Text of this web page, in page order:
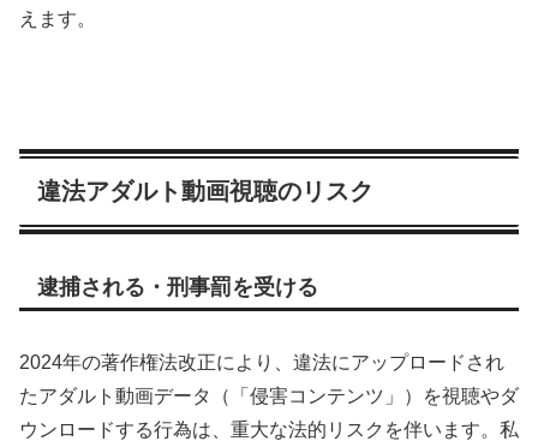
えます。
違法アダルト動画視聴のリスク
逮捕される・刑事罰を受ける
2024年の著作権法改正により、違法にアップロードされ
たアダルト動画データ（「侵害コンテンツ」）を視聴やダ
ウンロードする行為は、重大な法的リスクを伴います。私